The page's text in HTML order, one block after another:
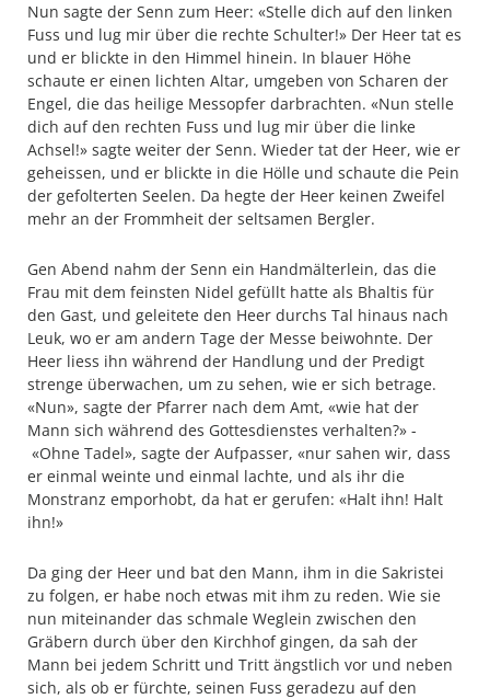
Nun sagte der Senn zum Heer: «Stelle dich auf den linken
Fuss und lug mir über die rechte Schulter!» Der Heer tat es
und er blickte in den Himmel hinein. In blauer Höhe
schaute er einen lichten Altar, umgeben von Scharen der
Engel, die das heilige Messopfer darbrachten. «Nun stelle
dich auf den rechten Fuss und lug mir über die linke
Achsel!» sagte weiter der Senn. Wieder tat der Heer, wie er
geheissen, und er blickte in die Hölle und schaute die Pein
der gefolterten Seelen. Da hegte der Heer keinen Zweifel
mehr an der Frommheit der seltsamen Bergler.
Gen Abend nahm der Senn ein Handmälterlein, das die
Frau mit dem feinsten Nidel gefüllt hatte als Bhaltis für
den Gast, und geleitete den Heer durchs Tal hinaus nach
Leuk, wo er am andern Tage der Messe beiwohnte. Der
Heer liess ihn während der Handlung und der Predigt
strenge überwachen, um zu sehen, wie er sich betrage.
«Nun», sagte der Pfarrer nach dem Amt, «wie hat der
Mann sich während des Gottesdienstes verhalten?» -
«Ohne Tadel», sagte der Aufpasser, «nur sahen wir, dass
er einmal weinte und einmal lachte, und als ihr die
Monstranz emporhobt, da hat er gerufen: «Halt ihn! Halt
ihn!»
Da ging der Heer und bat den Mann, ihm in die Sakristei
zu folgen, er habe noch etwas mit ihm zu reden. Wie sie
nun miteinander das schmale Weglein zwischen den
Gräbern durch über den Kirchhof gingen, da sah der
Mann bei jedem Schritt und Tritt ängstlich vor und neben
sich, als ob er fürchte, seinen Fuss geradezu auf den